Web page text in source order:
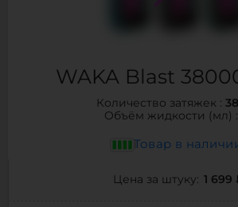
WAKA Blast
Количество затяжек :
Объём жидкости (мл) :
Товар в
Цена за штуку: 1 699